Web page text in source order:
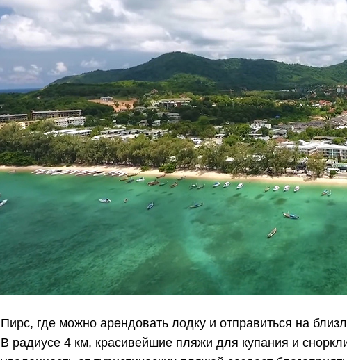
Пирс, где можно арендовать лодку и отправиться на
В радиусе 4 км, красивейшие пляжи для купания и